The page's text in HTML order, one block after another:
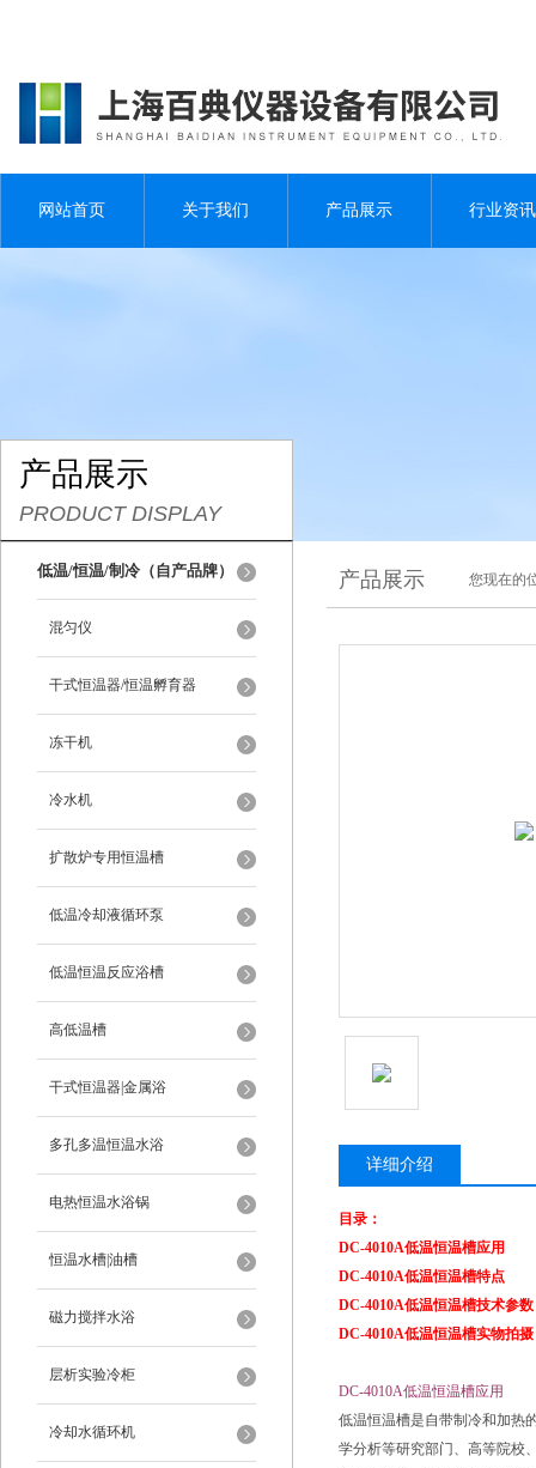
网站首页 关于我们 产品展示 行业资讯
产品展示
PRODUCT DISPLAY
低温/恒温/制冷（自产品牌）
混匀仪
干式恒温器/恒温孵育器
冻干机
冷水机
扩散炉专用恒温槽
低温冷却液循环泵
低温恒温反应浴槽
高低温槽
干式恒温器|金属浴
多孔多温恒温水浴
电热恒温水浴锅
恒温水槽|油槽
磁力搅拌水浴
层析实验冷柜
冷却水循环机
产品展示 您现在的
详细介绍
目录：
DC-4010A低温恒温槽应用
DC-4010A低温恒温槽特点
DC-4010A低温恒温槽技术参数
​DC-4010A低温恒温槽实物拍摄
DC-4010A低温恒温槽应用
低温恒温槽是自带制冷和加热
学分析等研究部门、高等院校